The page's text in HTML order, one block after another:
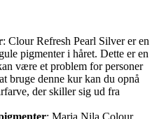
: Clour Refresh Pearl Silver er en
pigmenter i håret. Dette er en
være et problem for personer
bruge denne kur kan du opnå
der skiller sig ud fra
: Maria Nila Colour